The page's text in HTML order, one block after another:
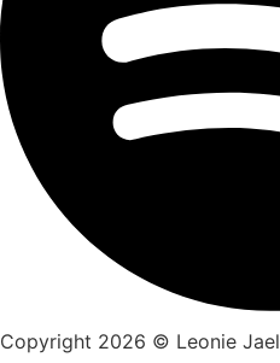
Copyright 2026 © Leonie Jael